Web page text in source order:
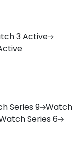
3 Active
Series 9 Watch
Series 6